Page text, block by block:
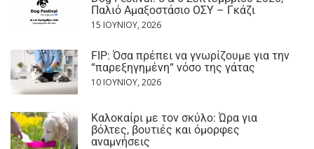
Παλιό Αμαξοστάσιο ΟΣΥ – Γκάζι
15 ΙΟΥΝΊΟΥ, 2026
FIP: Όσα πρέπει να γνωρίζουμε για την
“παρεξηγημένη“ νόσο της γάτας
10 ΙΟΥΝΊΟΥ, 2026
Καλοκαίρι με τον σκύλο: Ώρα για
βόλτες, βουτιές και όμορφες
αναμνήσεις